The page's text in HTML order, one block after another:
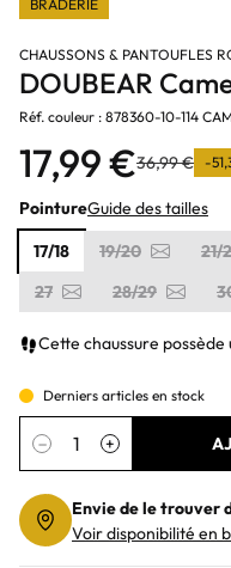
BRADERIE
CHAUSSONS & PANTOUFLES
DOUBEAR
Réf. couleur : 878360-10-114
17,99 €36,99 € -
PointureGuide des tailles
17/18
19/20 21/
27
28/29
Cette chaussure
Derniers articles en stock
Quantité
− +
Envie de le trouver
Voir disponibilité en